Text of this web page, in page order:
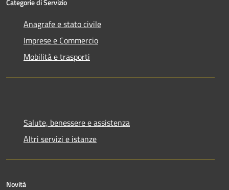
Categorie di Servizio
Anagrafe e stato civile
Imprese e Commercio
Mobilità e trasporti
Salute, benessere e assistenza
Altri servizi e istanze
Novità